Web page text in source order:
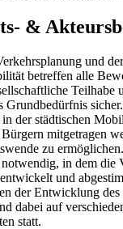
&
und
betreffen alle
Teilhabe
Grundbedürfnis
der städtischen
mitgetragen
zu
in dem die
und
der Entwicklung des
dabei auf
statt.